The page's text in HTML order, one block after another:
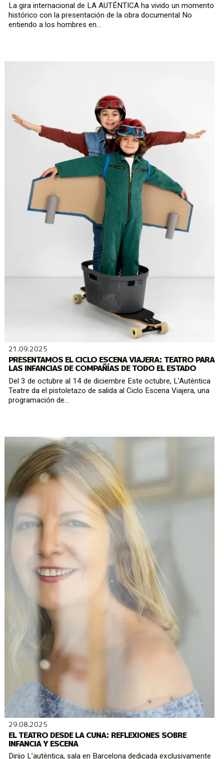
La gira internacional de LA AUTÉNTICA ha vivido un momento
histórico con la presentación de la obra documental No
entiendo a los hombres en...
21.09.2025
PRESENTAMOS EL CICLO ESCENA VIAJERA: TEATRO PARA
LAS INFANCIAS DE COMPAÑÍAS DE TODO EL ESTADO
Del 3 de octubre al 14 de diciembre Este octubre, L'Autèntica
Teatre da el pistoletazo de salida al Ciclo Escena Viajera, una
programación de...
29.08.2025
EL TEATRO DESDE LA CUNA: REFLEXIONES SOBRE
INFANCIA Y ESCENA
Dirijo L’autèntica, sala en Barcelona dedicada exclusivamente